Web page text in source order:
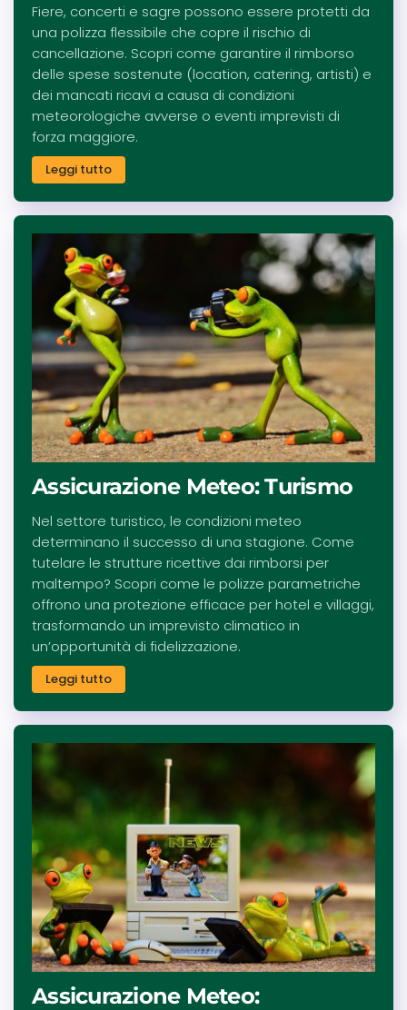
Fiere, concerti e sagre possono essere protetti da
una polizza flessibile che copre il rischio di
cancellazione. Scopri come garantire il rimborso
delle spese sostenute (location, catering, artisti) e
dei mancati ricavi a causa di condizioni
meteorologiche avverse o eventi imprevisti di
forza maggiore.
Leggi tutto
Assicurazione Meteo: Turismo
Nel settore turistico, le condizioni meteo
determinano il successo di una stagione. Come
tutelare le strutture ricettive dai rimborsi per
maltempo? Scopri come le polizze parametriche
offrono una protezione efficace per hotel e villaggi,
trasformando un imprevisto climatico in
un’opportunità di fidelizzazione.
Leggi tutto
Assicurazione Meteo: